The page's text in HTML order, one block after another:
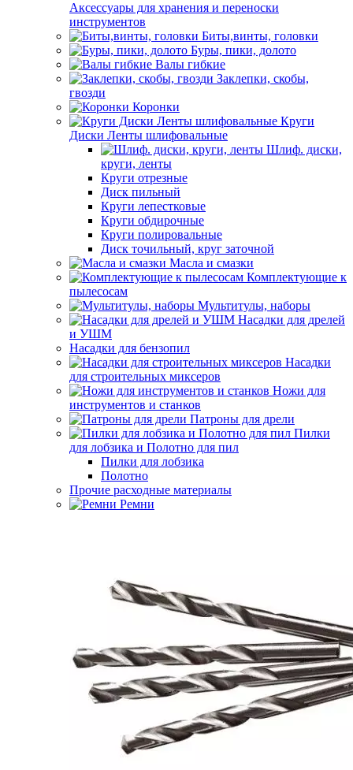
Аксессуары для хранения и переноски
инструментов
Биты,винты, головки
Буры, пики, долото
Валы гибкие
Заклепки, скобы,
гвозди
Коронки
Круги
Диски Ленты шлифовальные
Шлиф. диски,
круги, ленты
Круги отрезные
Диск пильный
Круги лепестковые
Круги обдирочные
Круги полировальные
Диск точильный, круг заточной
Масла и смазки
Комплектующие к
пылесосам
Мультитулы, наборы
Насадки для дрелей
и УШМ
Насадки для бензопил
Насадки
для строительных миксеров
Ножи для
инструментов и станков
Патроны для дрели
Пилки
для лобзика и Полотно для пил
Пилки для лобзика
Полотно
Прочие расходные материалы
Ремни